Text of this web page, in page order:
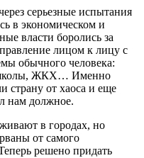
серьезные испытания
в экономическом и
власти боролись за
лицом к лицу с
обычного человека:
школы, ЖКХ… Именно
страну от хаоса и еще
нам должное.
в городах, но
от самого
решено придать